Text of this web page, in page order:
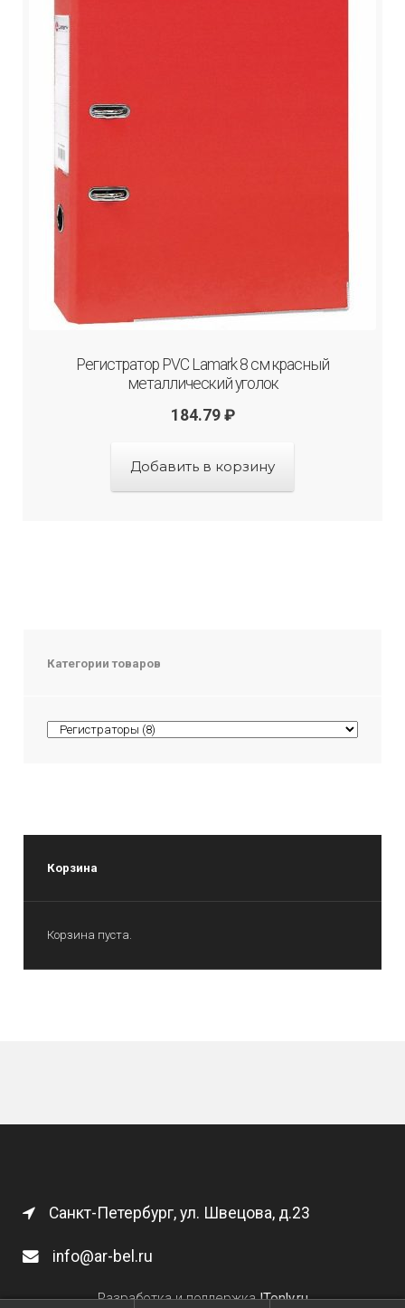
Регистратор PVC Lamark 8 см красный
металлический уголок
184.79 ₽
Добавить в корзину
Категории товаров
Корзина
Корзина пуста.
Санкт-Петербург, ул. Швецова, д.23
info@ar-bel.ru
Разработка и поддержкаITonly.ru